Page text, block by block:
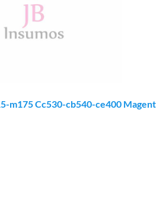
m175 Cc530-cb540-ce400 Magent